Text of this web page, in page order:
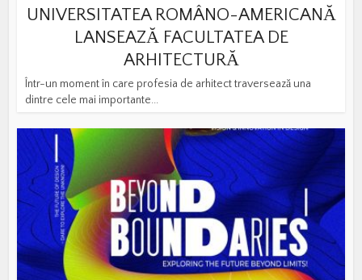
UNIVERSITATEA ROMÂNO-AMERICANĂ
LANSEAZĂ FACULTATEA DE
ARHITECTURĂ
Într-un moment în care profesia de arhitect traversează una
dintre cele mai importante...